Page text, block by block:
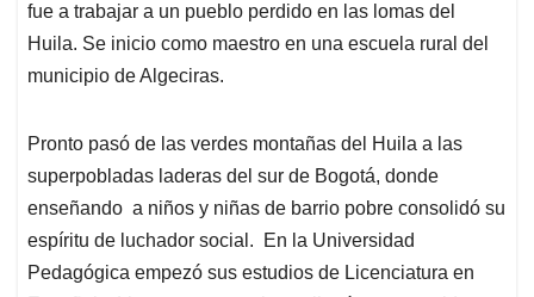
fue a trabajar a un pueblo perdido en las lomas del
Huila. Se inicio como maestro en una escuela rural del
municipio de Algeciras.
Pronto pasó de las verdes montañas del Huila a las
superpobladas laderas del sur de Bogotá, donde
enseñando a niños y niñas de barrio pobre consolidó su
espíritu de luchador social. En la Universidad
Pedagógica empezó sus estudios de Licenciatura en